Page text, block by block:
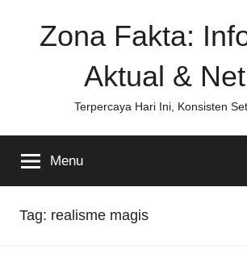
Zona Fakta:
Aktual &
Terpercaya Hari Ini, Konsisten
Menu
Tag: realisme magis